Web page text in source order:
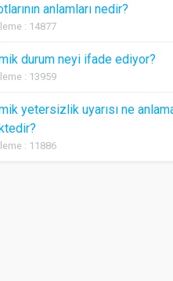
anlamları nedir?
: 14877
durum neyi ifade ediyor?
: 13959
yetersizlik uyarısı ne
: 11886